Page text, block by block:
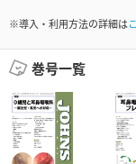
※導入・利用方法の詳細は
巻号一覧